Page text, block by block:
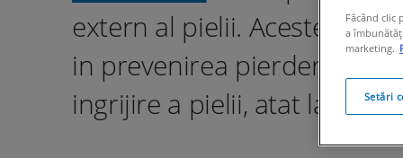
extern al pielii. Acestea
in prevenirea pierderii de
ingrijire a pielii, atat la
Făcând clic
a
marketing.
Setări